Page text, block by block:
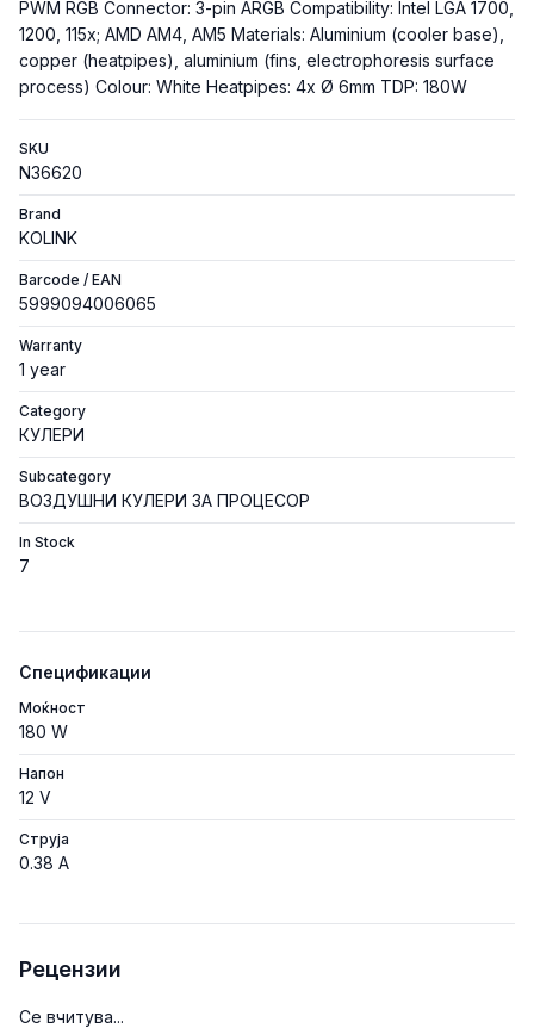
PWM RGB Connector: 3-pin ARGB Compatibility: Intel LGA 1700,
1200, 115x; AMD AM4, AM5 Materials: Aluminium (cooler base),
copper (heatpipes), aluminium (fins, electrophoresis surface
process) Colour: White Heatpipes: 4x Ø 6mm TDP: 180W
SKU
N36620
Brand
KOLINK
Barcode / EAN
5999094006065
Warranty
1 year
Category
КУЛЕРИ
Subcategory
ВОЗДУШНИ КУЛЕРИ ЗА ПРОЦЕСОР
In Stock
7
Спецификации
Моќност
180 W
Напон
12 V
Струја
0.38 A
Рецензии
Се вчитува...